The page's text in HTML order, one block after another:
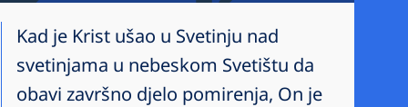
Kad je Krist ušao u Svetinju nad
svetinjama u nebeskom Svetištu da
obavi završno djelo pomirenja, On je